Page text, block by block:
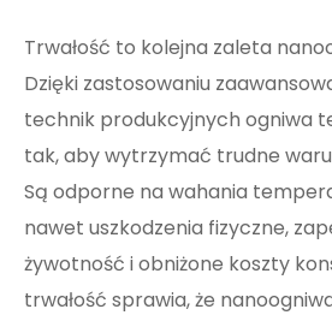
Trwałość to kolejna zaleta
Dzięki zastosowaniu
technik produkcyjnych ogniwa
tak, aby wytrzymać trudne
Są odporne na wahania
nawet uszkodzenia fizyczne,
żywotność i obniżone koszty
trwałość sprawia, że